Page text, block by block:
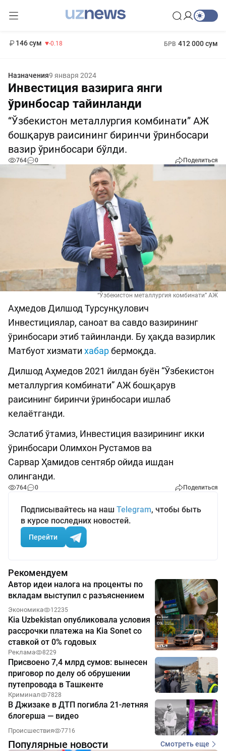
146 сум -0.18 БРВ 412 000 сум
Назначения9 января 2024
Инвестиция вазирига янги
ўринбосар тайинланди
“Ўзбекистон металлургия комбинати” АЖ
бошқарув раисининг биринчи ўринбосари
вазир ўринбосари бўлди.
764 0 Поделиться
“Ўзбекистон металлургия комбинати” АЖ
Аҳмедов Дилшод Турсунқулович
Инвестициялар, саноат ва савдо вазирининг
ўринбосари этиб тайинланди. Бу ҳақда вазирлик
Матбуот хизмати хабарбермоқда.
Дилшод Аҳмедов 2021 йилдан буён “Ўзбекистон
металлургия комбинати” АЖ бошқарув
раисининг биринчи ўринбосари ишлаб
келаётганди.
Эслатиб ўтамиз, Инвестиция вазирининг икки
ўринбосари Олимхон Рустамов ва
Сарвар Ҳамидов сентябр ойида ишдан
олинганди.
764 0 Поделиться
Подписывайтесь на наш Telegram, чтобы быть
в курсе последних новостей.
Перейти
Рекомендуем
Автор идеи налога на проценты по
вкладам выступил с разъяснением
Экономика 12235
Kia Uzbekistan опубликовала условия
рассрочки платежа на Kia Sonet со
ставкой от 0% годовых
Реклама 8229
Присвоено 7,4 млрд сумов: вынесен
приговор по делу об обрушении
путепровода в Ташкенте
Криминал 7828
В Джизаке в ДТП погибла 21-летняя
блогерша — видео
Происшествия 7716
Популярные новости Смотреть еще